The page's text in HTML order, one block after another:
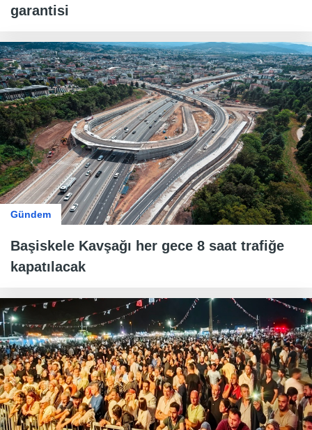
garantisi
Gündem
Başiskele Kavşağı her gece 8 saat trafiğe
kapatılacak